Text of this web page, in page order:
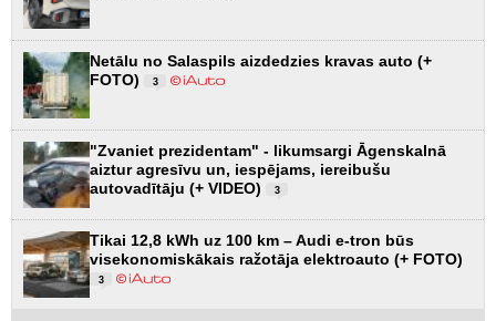
Netālu no Salaspils aizdedzies kravas auto (+
FOTO)
3
"Zvaniet prezidentam" - likumsargi Āgenskalnā
aiztur agresīvu un, iespējams, iereibušu
autovadītāju (+ VIDEO)
3
Tikai 12,8 kWh uz 100 km – Audi e-tron būs
visekonomiskākais ražotāja elektroauto (+ FOTO)
3